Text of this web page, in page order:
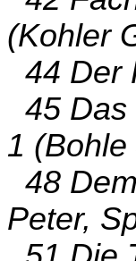
(Kohler
44 Der
45 Das
1 (Bohle
48
Peter,